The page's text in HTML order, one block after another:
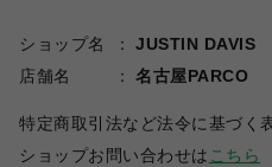
ショップ名
JUSTIN DAVIS
店舗名
名古屋PARCO
特定商取引法など法令に基づく
ショップお問い合わせは こちら